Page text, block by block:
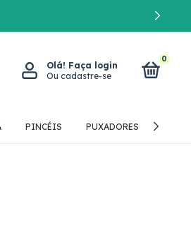
Olá! Faça login
Ou cadastre-se
0
PINCÉIS PUXADORES